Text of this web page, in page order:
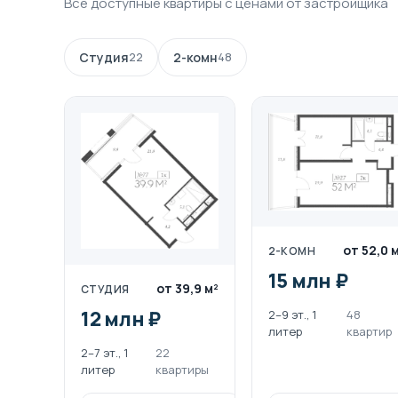
Студия22 2-комн48
СТУДИЯ от 39,9 м²
12 млн ₽
2–7 эт., 1
литер
22
квартиры
2-КОМН от 52,0
15 млн ₽
2–9 эт., 1
литер
48
квартир